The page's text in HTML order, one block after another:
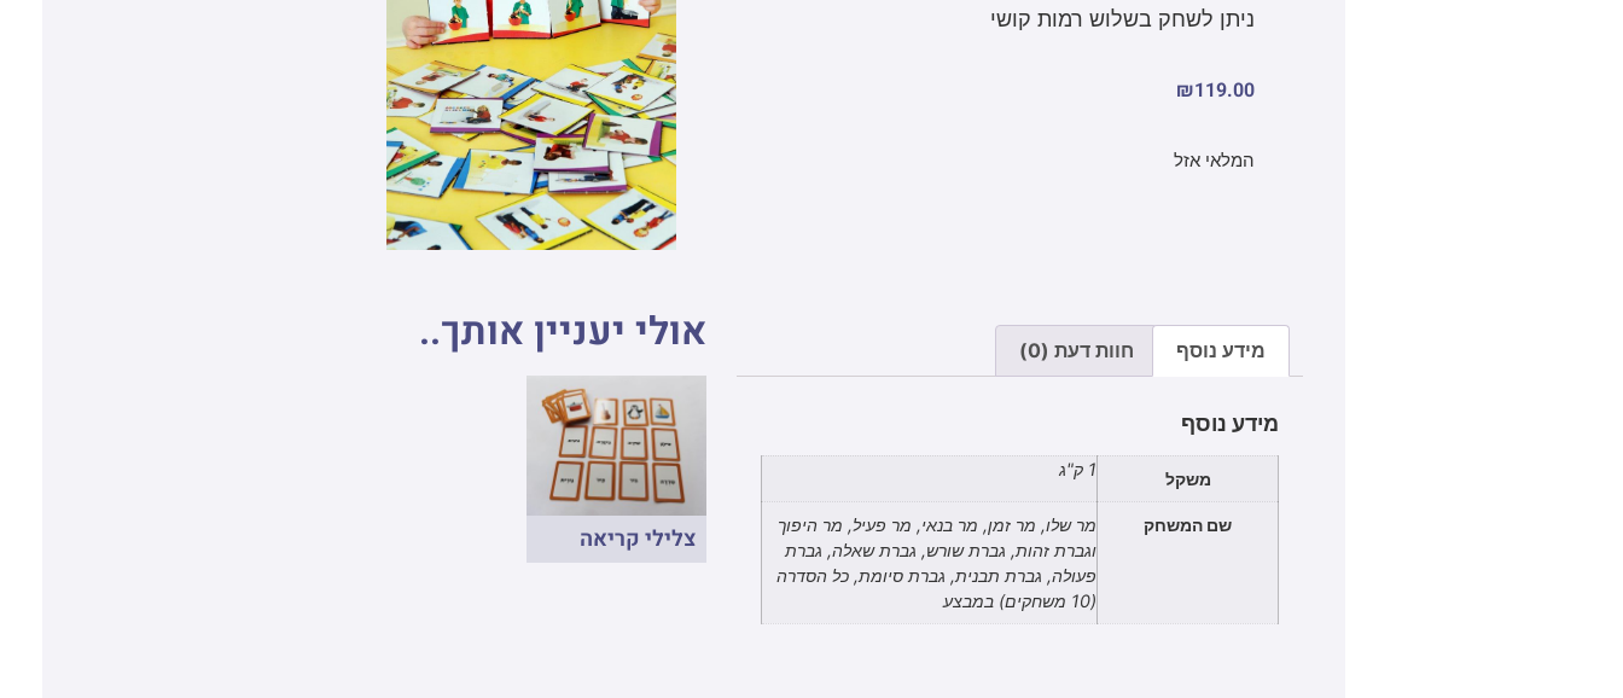
ניתן לשחק בשלוש רמות קושי
₪119.00
המלאי אזל
מידע נוסף חוות דעת (0)
מידע נוסף
משקל 1 ק"ג
שם המשחק
מר שלו, מר זמן, מר בנאי, מר פעיל, מר היפוך
וגברת זהות, גברת שורש, גברת שאלה, גברת
פעולה, גברת תבנית, גברת סיומת, כל הסדרה
(10 משחקים) במבצע
אולי יעניין אותך..
צלילי קריאה